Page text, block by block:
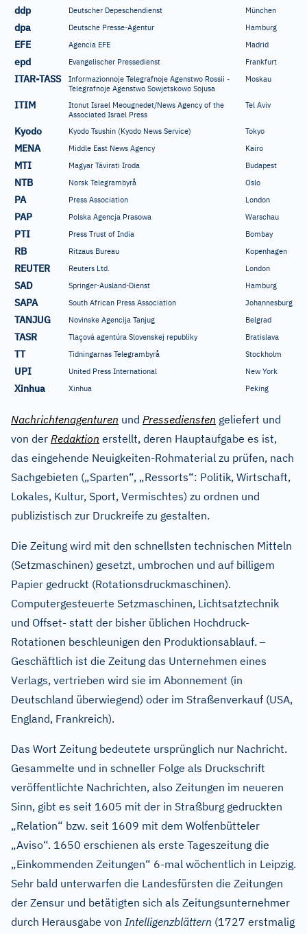
ddp Deutscher Depeschendienst München
dpa Deutsche Presse-Agentur Hamburg
EFE Agencia EFE Madrid
epd Evangelischer Pressedienst Frankfurt
ITAR-TASS
Informazionnoje Telegrafnoje Agenstwo Rossii -
Telegrafnoje Agenstwo Sowjetskowo Sojusa
Moskau
ITIM
Itonut Israel Meougnedet/News Agency of the
Associated Israel Press
Tel Aviv
Kyodo Kyodo Tsushin (Kyodo News Service) Tokyo
MENA Middle East News Agency Kairo
MTI Magyar Távirati Iroda Budapest
NTB Norsk Telegrambyrå Oslo
PA Press Association London
PAP Polska Agencja Prasowa Warschau
PTI Press Trust of India Bombay
RB Ritzaus Bureau Kopenhagen
REUTER Reuters Ltd. London
SAD Springer-Ausland-Dienst Hamburg
SAPA South African Press Association Johannesburg
TANJUG Novinske Agencija Tanjug Belgrad
TASR Tlaçová agentúra Slovenskej republiky Bratislava
TT Tidningarnas Telegrambyrå Stockholm
UPI United Press International New York
Xinhua Xinhua Peking
Nachrichtenagenturen und Pressediensten geliefert und
von der Redaktion erstellt, deren Hauptaufgabe es ist,
das eingehende Neuigkeiten-Rohmaterial zu prüfen, nach
Sachgebieten („Sparten“, „Ressorts“: Politik, Wirtschaft,
Lokales, Kultur, Sport, Vermischtes) zu ordnen und
publizistisch zur Druckreife zu gestalten.
Die Zeitung wird mit den schnellsten technischen Mitteln
(Setzmaschinen) gesetzt, umbrochen und auf billigem
Papier gedruckt (Rotationsdruckmaschinen).
Computergesteuerte Setzmaschinen, Lichtsatztechnik
und Offset- statt der bisher üblichen Hochdruck-
Rotationen beschleunigen den Produktionsablauf.–
Geschäftlich ist die Zeitung das Unternehmen eines
Verlags, vertrieben wird sie im Abonnement (in
Deutschland überwiegend) oder im Straßenverkauf (USA,
England, Frankreich).
Das Wort Zeitung bedeutete ursprünglich nur Nachricht.
Gesammelte und in schneller Folge als Druckschrift
veröffentlichte Nachrichten, also Zeitungen im neueren
Sinn, gibt es seit 1605 mit der in Straßburg gedruckten
„Relation“ bzw. seit 1609 mit dem Wolfenbütteler
„Aviso“. 1650 erschienen als erste Tageszeitung die
„Einkommenden Zeitungen“ 6-mal wöchentlich in Leipzig.
Sehr bald unterwarfen die Landesfürsten die Zeitungen
der Zensur und betätigten sich als Zeitungsunternehmer
durch Herausgabe von Intelligenzblättern (1727 erstmalig